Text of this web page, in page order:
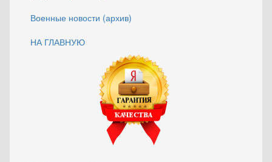
Военные новости (архив)
НА ГЛАВНУЮ